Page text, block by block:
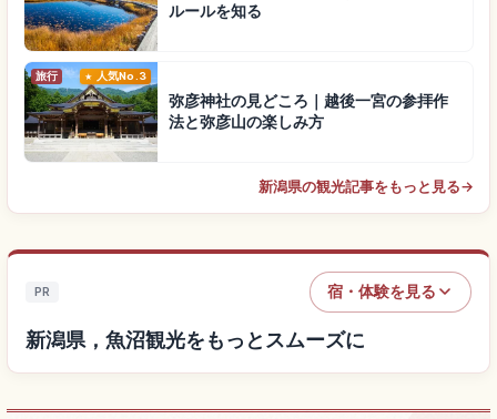
ルールを知る
旅行 人気No.3
弥彦神社の見どころ｜越後一宮の参拝作
法と弥彦山の楽しみ方
新潟県の観光記事をもっと見る→
PR 宿・体験を見る
新潟県，魚沼観光をもっとスムーズに